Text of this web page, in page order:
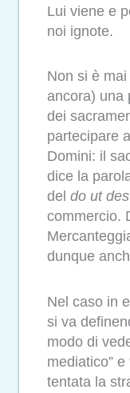
Lui viene e
noi ignote.
Non si è
ancora) una
dei
partecipare
Domini: il
dice la
del do ut des
commercio.
dunque
Nel caso in
si va
modo di
mediatico”
tentata la